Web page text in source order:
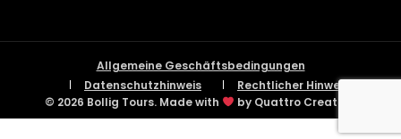
Allgemeine Geschäftsbedingungen
Datenschutzhinweis
Rechtlicher Hinweis
© 2026 Bollig Tours. Made with
by Quattro Creative.